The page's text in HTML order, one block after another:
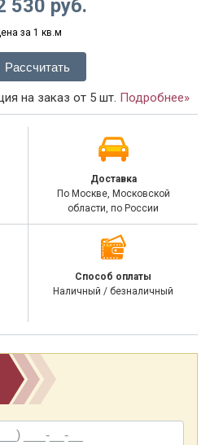
530 руб.
за 1 кв.м
Рассчитать
на заказ от 5 шт. Подробнее»
Доставка
По Москве, Московской
области, по России
Способ оплаты
Наличный / безналичный